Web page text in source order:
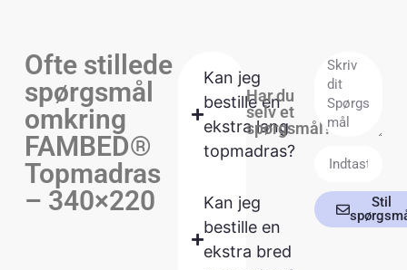
Ofte stillede
spørgsmål
omkring
FAMBED®
Topmadras
– 340×220
Kan jeg
bestille en
ekstra lang
topmadras?
Kan jeg
bestille en
ekstra bred
Har du
selv et
spørgsmål?
Stil